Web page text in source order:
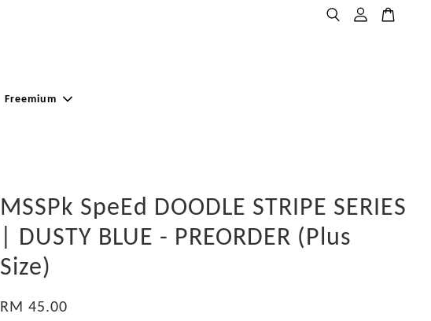
Freemium
MSSPk SpeEd DOODLE STRIPE SERIES
| DUSTY BLUE - PREORDER (Plus
Size)
RM 45.00